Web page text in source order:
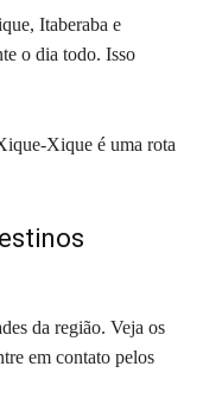
Itaberaba e
o dia todo. Isso
Xique é uma rota
da região. Veja os
em contato pelos